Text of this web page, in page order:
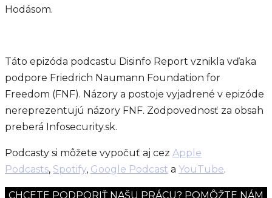
Hodásom.
Táto epizóda podcastu Disinfo Report vznikla vďaka
podpore Friedrich Naumann Foundation for
Freedom (FNF). Názory a postoje vyjadrené v epizóde
nereprezentujú názory FNF. Zodpovednosť za obsah
preberá Infosecurity.sk.
Podcasty si môžete vypočuť aj cez Apple
Podcasts, Spotify, Google Podcast a YouTube.
CHCETE PODPORIŤ NAŠU PRÁCU? POMÔŽTE NÁM